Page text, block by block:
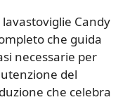
Candy
che guida
necessarie per
del
che celebra